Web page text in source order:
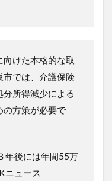
けた本格的な取
市では、介護保険
所得減少による
の方策が必要で
年後には年間55万
ニュース